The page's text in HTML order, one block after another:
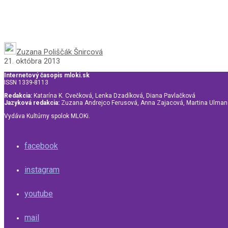
Zuzana Poliščák Šnircová
21. októbra 2013
Internetový časopis mloki.sk
ISSN 1339-8113
Redakcia: Katarína K. Cvečková, Lenka Dzadíková, Diana Pavlačková
Jazyková redakcia: Zuzana Andrejco Ferusová, Anna Zajacová, Martina
Vydáva Kultúrny spolok MLOKi.
facebook
instagram
youtube
mail